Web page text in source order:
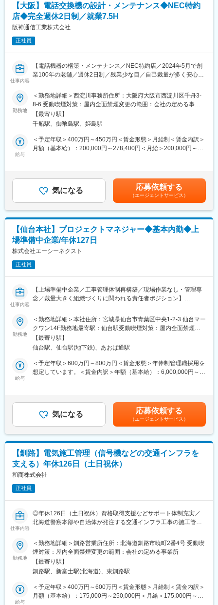
（7）試運転・動作確認
施工完了後、システムの試運転を行い、正常に動作するかを確認
いたします。
（8）完成・お引き渡し
すべての工程が完了した後、お客様へ設備をお引き渡しいたしま
■部署構成：
変更の範囲：会社の定める業務
して頂きます。
【保守業務】
の点検・測定を行います。
・外観点検、目視点検
・停電点検等
基本的に2名以上のチームで点検を実施し、大規模設備では10名
経験を積みながらスキルアップしていける環境です。
【工事業務】
設備の老朽化や更新ニーズに応じて、改修・更新工事の提案から
・高圧機器更新工事
・非常用発電設備更新工事
・計器・継電器等の交換、コンセント交換等
ご経験や志向に応じて、「保守のみ」「工事のみ」「保守・工事
両方」のいずれの担当としてもご活躍いただけます。
■魅力ポイント
・官公庁・自治体・病院・工場など、社会インフラを支える重要
設備を担当し、技術者としての遣り甲斐あり
・保守から改修提案・施工管理まで一連のフェーズに関わること
で、電気工事士としての技術だけでなく、現場マネジメント力も
変更の範囲：会社の定める業務
【大阪】電話交換機の設計・メンテナンス◆NEC特約
店◆完全週休2日制／就業7.5H
阪神通信工業株式会社
正社員
仕事内容
【電話機器の構築・メンテナンス／NEC特約店／2024年5月で創
業100年の老舗／週休2日制／残業少な目／自己裁量が多く安心の
■業務内容：
日本電気株式会社（NEC）の販売特約店である当社で、電話交換
機の設計・メンテナンスをお任せします。
ネットワーク設計・メンテナンス、コンピューター設定、ルータ
ー及びHUBのコンフィグ設計・施工・設定などが主です。
■業務詳細：
・内線電話の配線工事
・施工図や設計書の作成
・施工の確認
（1）案件獲得、工事依頼の日程調整
（2）部材・商材など発注されたものの確認
（3）納品後の部材準備をし電話やLAN配線工事などを実施。
※1日に数件程度です。
近畿がメインとなります。
※社用車にて現地に赴いていただきます。
■募集背景：
当社は2024年5月に創業100年となり、NECの販売特約店として
着実に実績を積み、成長してきました。大手企業との取引も多数
あり、業績は安定しています。
向けた増員募集です。
◎商材の幅充実！
商材が限定されておらず他社ではない商材の幅が多いです。NEC
の大型機まで触れることができます。
直取引していることで、メーカーからの提案などもできます。
◎資格補助あり！
工事担任者の国家資格と社内ライセンスを取っていただくため、
補助もございます。（社内条件あり）
変更の範囲：会社の定める業務
勤務地
＜勤務地詳細＞西淀川事務所住所：大阪府大阪市西淀川区千舟3-
8-6 受動喫煙対策：屋内全面禁煙変更の範囲：会社の定める事業
所【最寄り駅】
千船駅、御幣島駅、姫島駅
給与
＜予定年収＞400万円～450万円＜賃金形態＞月給制＜賃金内訳＞
月額（基本給）：200,000円～278,400円＜月給＞200,000円～
気になる 応募依頼する
（エージェントサービス）
【仙台本社】プロジェクトマネジャー◆基本内勤◆上
場準備中企業/年休127日
株式会社エーシーネクスト
正社員
仕事内容
【上場準備中企業／工事管理体制再構築／現場作業なし・管理専
念／裁量大きく組織づくりに関われる責任者ポジション】
■業務概要
当社ライフデザイン事業部（工事課）にて、太陽光発電システム
や蓄電池、住宅設備、リフォーム等の工事全体の進行管理、営業
担当・協力会社・お客様との調整、発注・工程・品質管理、メン
バーマネジメント、業務フローの整備・改善など部門運営の中核
を担う責任者業務を担当いただきます。現場作業はなく、管理・
改善業務に集中できる職務です。
を中心に、お客様・営業担当・協力会社との日程調整や情報連
携、発注・工程・完工の管理、施工・対応品質の確認と改善を行
います。業務フローの整理・改善やチェック体制の構築、協力会
務を推進します。
■扱うサービス
宅点検など住まいの快適化・省エネ化を実現するサービスを提供
しています。
■組織構成
工事課6名（課長1名、係長1名、主任1名、メンバー3名）で、30
ードできる方を求めています。
■株式会社エーシーネクストについて
2003年に秋田県でリフォーム会社としてスタートした当社は、今
売を事業化することにより急成長を遂げ、施工実績は4,000件超を
誇ります。秋田県では設置数トップを記録し、多くのお客様から
勤務地
＜勤務地詳細＞本社住所：宮城県仙台市青葉区中央1-2-3 仙台マー
クワン14F勤務地最寄駅：仙台駅受動喫煙対策：屋内全面禁煙変
更の範囲：会社の定める事業所
【最寄り駅】
仙台駅、仙台駅(地下鉄)、あおば通駅
給与
＜予定年収＞600万円～800万円＜賃金形態＞年俸制管理職採用を
想定しています。＜賃金内訳＞年額（基本給）：6,000,000円～
ます。賃金はあくまでも目安の金額であり、選考を通じて上下す
る可能性があります。月給(月額)は固定手当を含めた表記です。
気になる 応募依頼する
（エージェントサービス）
【釧路】電気施工管理（信号機などの交通インフラを
支える）年休126日（土日祝休）
和商株式会社
正社員
仕事内容
◎年休126日（土日祝休）資格取得支援などサポート体制充実／
北海道警察本部や自治体が発注する交通インフラ工事の施工管理
■募集背景
北海道内における交通インフラ工事案件の継続的な受注に伴う増
員募集です。今後の組織体制強化のため、札幌・釧路を合わせて1
～2名を採用します。
■仕事内容
北海道警察本部や自治体が発注する交通インフラ工事の施工管理
勤務地
＜勤務地詳細＞釧路営業所住所：北海道釧路市暁町2番4号 受動喫
煙対策：屋内全面禁煙変更の範囲：会社の定める事業所
【最寄り駅】
釧路駅、新富士駅(北海道)、東釧路駅
給与
＜予定年収＞400万円～600万円＜賃金形態＞月給制＜賃金内訳＞
月額（基本給）：175,000円～250,000円＜月給＞175,000円～